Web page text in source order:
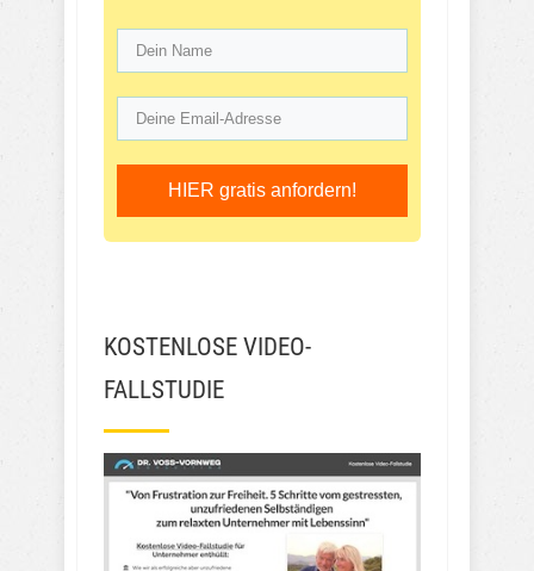
HIER gratis anfordern!
KOSTENLOSE VIDEO-
FALLSTUDIE